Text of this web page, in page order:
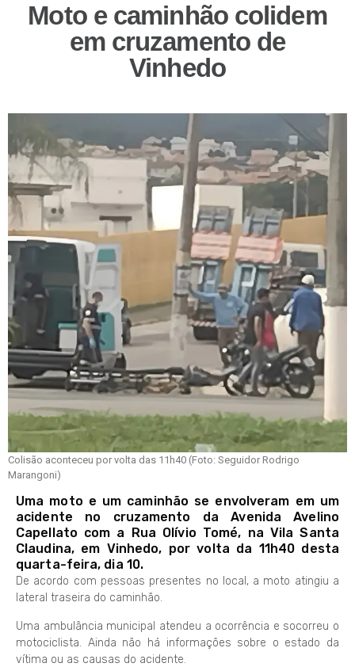
Moto e caminhão colidem
em cruzamento de
Vinhedo
Colisão aconteceu por volta das 11h40 (Foto: Seguidor Rodrigo
Marangoni)
Uma moto e um caminhão se envolveram em um
acidente no cruzamento da Avenida Avelino
Capellato com a Rua Olívio Tomé, na Vila Santa
Claudina, em Vinhedo, por volta da 11h40 desta
quarta-feira, dia 10.
De acordo com pessoas presentes no local, a moto atingiu a
lateral traseira do caminhão.
Uma ambulância municipal atendeu a ocorrência e socorreu o
motociclista. Ainda não há informações sobre o estado da
vítima ou as causas do acidente.